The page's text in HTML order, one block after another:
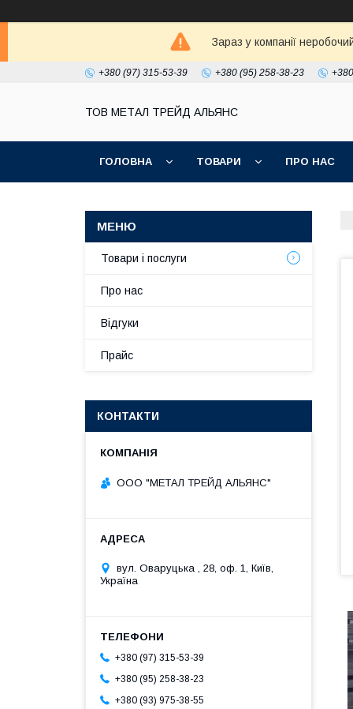
Зараз у компанії
+380 (97) 315-53-39 +380 (95) 258-38-23
ТОВ МЕТАЛ ТРЕЙД АЛЬЯНС
ГОЛОВНА ТОВАРИ ПРО НАС
Товари і послуги
Про нас
Відгуки
Прайс
КОНТАКТИ
ООО "МЕТАЛ ТРЕЙД АЛЬЯНС"
вул. Оваруцька , 28, оф. 1, Київ,
Україна
+380 (97) 315-53-39
+380 (95) 258-38-23
+380 (93) 975-38-55